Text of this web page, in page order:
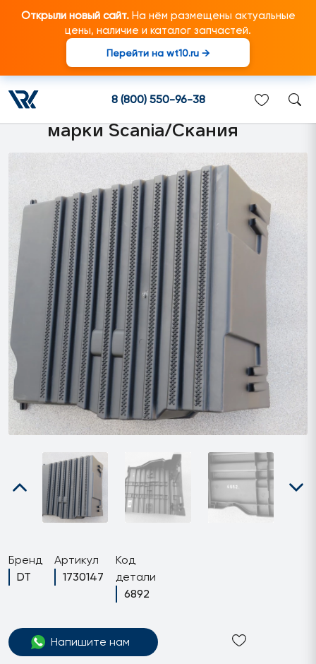
Открыли новый сайт.На нём размещены актуальные
цены, наличие и каталог запчастей.
Перейти на wt10.ru →
8 (800) 550-96-38
1730147 Крышка
аккумуляторной батареи
подходит для грузовиков
марки Scania/Скания
Бренд
DT
Артикул
1730147
Код
детали
6892
Напишите нам